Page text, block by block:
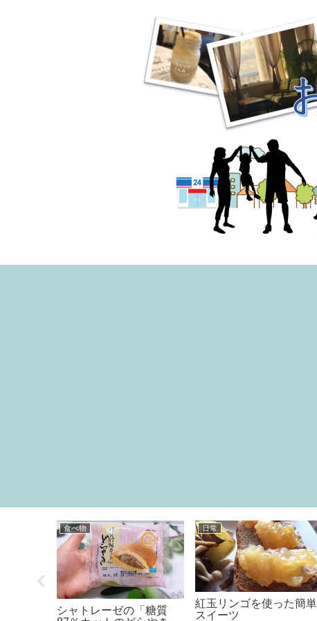
食べ物
ごちそう豆腐♪
グッズ
あの「フロッシュ」が
【ダイソー】で買えるん